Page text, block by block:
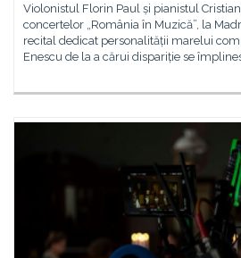
Violonistul Florin Paul și pianistul
concertelor „România în Muzică”, la
recital dedicat personalității marelui
Enescu de la a cărui dispariție se